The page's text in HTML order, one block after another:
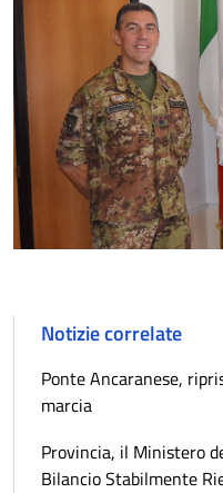
Notizie correlate
Ponte Ancaranese,
marcia
Provincia, il Ministero
Bilancio Stabilmente